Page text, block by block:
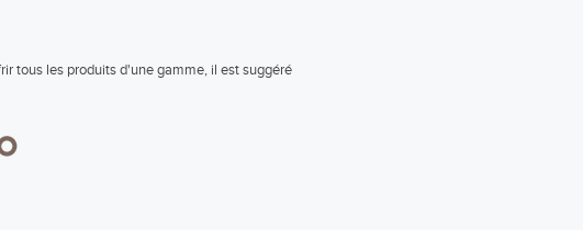
tous les produits d'une gamme, il est suggéré